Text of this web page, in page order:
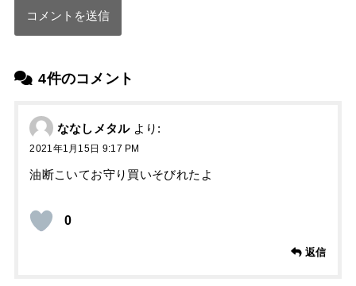
4件のコメント
ななしメタル より:
2021年1月15日 9:17 PM
油断こいてお守り買いそびれたよ
0
返信